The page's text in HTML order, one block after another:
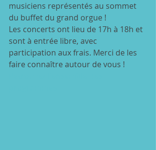
musiciens représentés au sommet
du buffet du grand orgue !
Les concerts ont lieu de 17h à 18h et
sont à entrée libre, avec
participation aux frais. Merci de les
faire connaître autour de vous !